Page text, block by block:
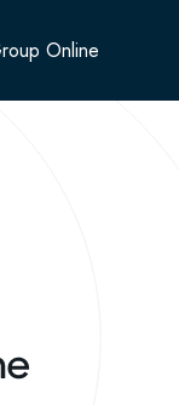
Online